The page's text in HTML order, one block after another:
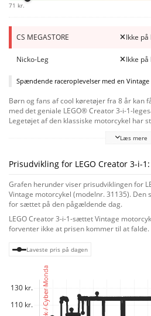
71 kr.
CS MEGASTORE Ikke
Nicko-Leg Ikke
Spændende raceroplevelser med en
Børn og fans af cool køretøjer fra 8 år kan
med det geniale LEGO® Creator 3-i-1-
Legetøjet af den klassiske motorcykel har
dette Creator 3-i-1-byggesæt. De kan
motorcykel og derefter ombygge den til en
udstilling, skabe en top fuel-dragster, der
racerløb – eller de kan bruge deres fantasi
klodserne. En sjov digital oplevelse for
Download LEGO Builder appen, og træd ind
hvor børn kan zoome ind på og dreje
øje med, hvor langt de er kommet.
Læs mere
Prisudvikling for LEGO Creator 3-i-
Grafen herunder viser prisudviklingen for
Vintage motorcykel (modelnr. 31135). Den
for sættet på den pågældende dag.
LEGO Creator 3-i-1-sættet Vintage
forventer ikke at prisen kommer til at falde.
Laveste pris på dagen